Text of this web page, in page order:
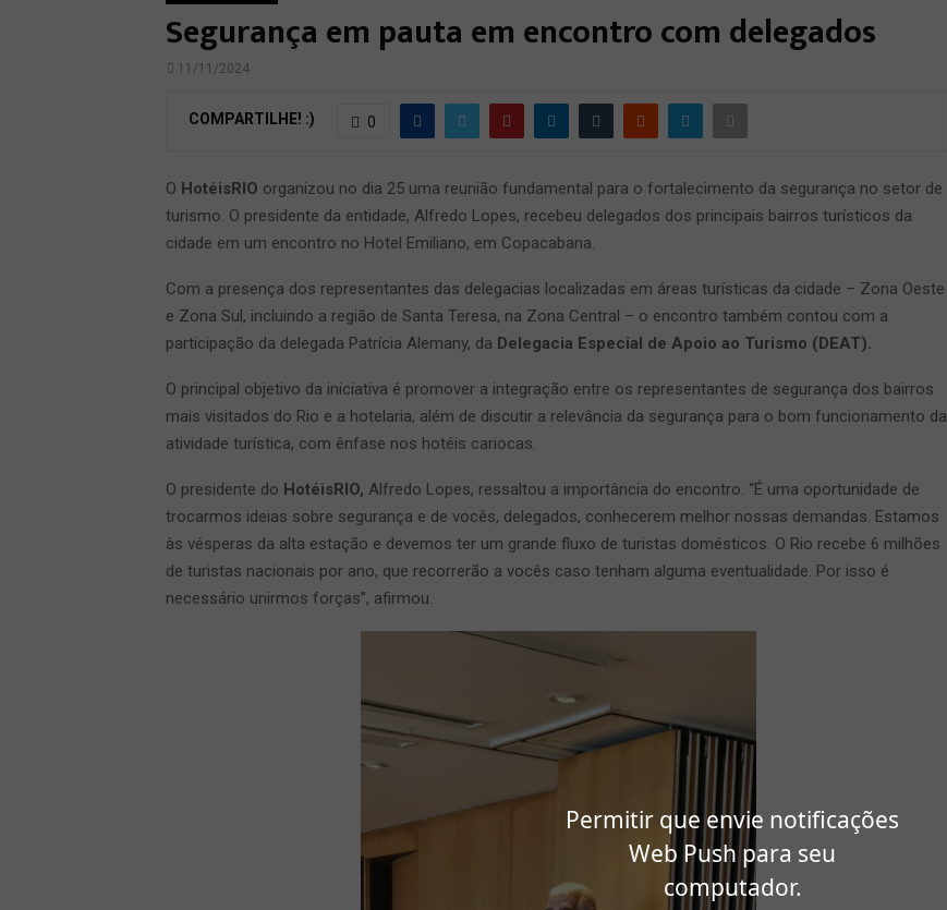
Permitir que envie notificações
Web Push para seu
computador.
Segurança em pauta em encontro com delegados
11/11/2024
COMPARTILHE! :) 0
O HotéisRIO organizou no dia 25 uma reunião fundamental para o fortalecimento da segurança no setor de
turismo. O presidente da entidade, Alfredo Lopes, recebeu delegados dos principais bairros turísticos da
cidade em um encontro no Hotel Emiliano, em Copacabana.
Com a presença dos representantes das delegacias localizadas em áreas turísticas da cidade – Zona Oeste
e Zona Sul, incluindo a região de Santa Teresa, na Zona Central – o encontro também contou com a
participação da delegada Patrícia Alemany, da Delegacia Especial de Apoio ao Turismo (DEAT).
O principal objetivo da iniciativa é promover a integração entre os representantes de segurança dos bairros
mais visitados do Rio e a hotelaria, além de discutir a relevância da segurança para o bom funcionamento da
atividade turística, com ênfase nos hotéis cariocas.
O presidente do HotéisRIO, Alfredo Lopes, ressaltou a importância do encontro. “É uma oportunidade de
trocarmos ideias sobre segurança e de vocês, delegados, conhecerem melhor nossas demandas. Estamos
às vésperas da alta estação e devemos ter um grande fluxo de turistas domésticos. O Rio recebe 6 milhões
de turistas nacionais por ano, que recorrerão a vocês caso tenham alguma eventualidade. Por isso é
necessário unirmos forças”, afirmou.